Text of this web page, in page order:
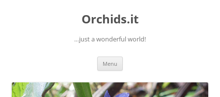
Orchids.it
…just a wonderful world!
Menu